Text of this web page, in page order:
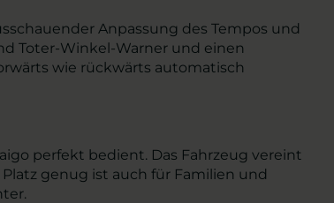
Anpassung des Tempos und
Toter-Winkel-Warner und einen
wie rückwärts automatisch
perfekt bedient. Das Fahrzeug vereint
genug ist auch für Familien und